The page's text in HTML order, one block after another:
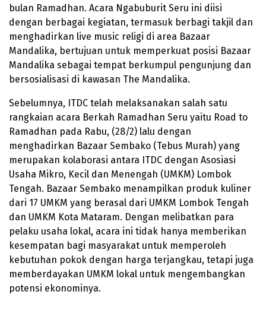
bulan Ramadhan. Acara Ngabuburit Seru ini diisi
dengan berbagai kegiatan, termasuk berbagi takjil dan
menghadirkan live music religi di area Bazaar
Mandalika, bertujuan untuk memperkuat posisi Bazaar
Mandalika sebagai tempat berkumpul pengunjung dan
bersosialisasi di kawasan The Mandalika.
Sebelumnya, ITDC telah melaksanakan salah satu
rangkaian acara Berkah Ramadhan Seru yaitu Road to
Ramadhan pada Rabu, (28/2) lalu dengan
menghadirkan Bazaar Sembako (Tebus Murah) yang
merupakan kolaborasi antara ITDC dengan Asosiasi
Usaha Mikro, Kecil dan Menengah (UMKM) Lombok
Tengah. Bazaar Sembako menampilkan produk kuliner
dari 17 UMKM yang berasal dari UMKM Lombok Tengah
dan UMKM Kota Mataram. Dengan melibatkan para
pelaku usaha lokal, acara ini tidak hanya memberikan
kesempatan bagi masyarakat untuk memperoleh
kebutuhan pokok dengan harga terjangkau, tetapi juga
memberdayakan UMKM lokal untuk mengembangkan
potensi ekonominya.